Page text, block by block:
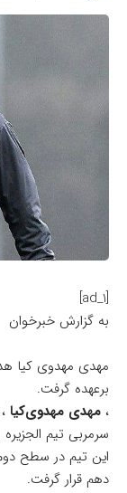
[ad_1]
به گزارش خبرخوان
مهدی مهدوی کیا
برعهده گرفت.
​، مهدی مهدوی‌کیا
سرمربی تیم
این تیم در سطح
دهم قرار گرفت.